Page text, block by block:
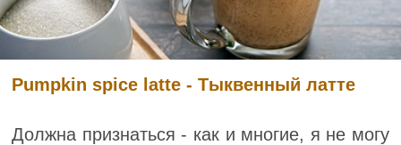
Pumpkin spice latte - Тыквенный латте
Должна признаться - как и многие, я не могу